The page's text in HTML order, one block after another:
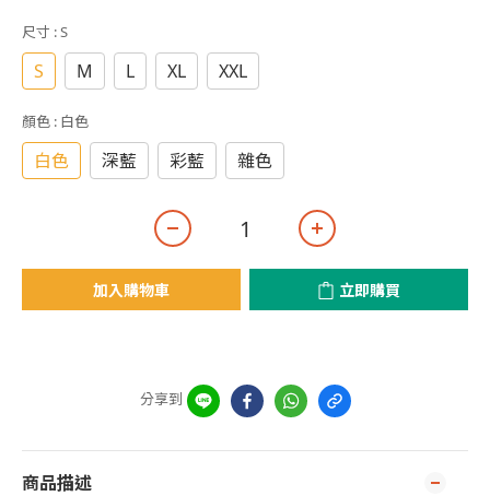
尺寸 : S
S M L XL XXL
顏色 : 白色
白色 深藍 彩藍 雜色
加入購物車 立即購買
分享到
商品描述